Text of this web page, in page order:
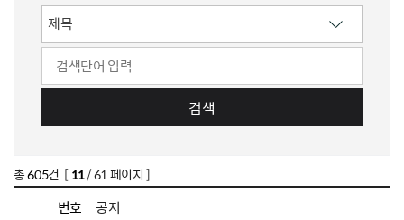
검색
총605건 [ 11/ 61 페이지 ]
번호
공지